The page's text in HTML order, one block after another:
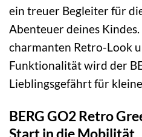
ein treuer Begleiter für
Abenteuer deines
charmanten Retro-Look
Funktionalität wird der
Lieblingsgefährt für
BERG GO2 Retro